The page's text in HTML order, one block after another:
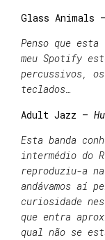
Glass Animals –
Penso que
meu Spotify
percussivos,
teclados…
Adult Jazz –
Esta banda
intermédio do
reproduziu-a
andávamos aí
curiosidade
que entra
qual não se